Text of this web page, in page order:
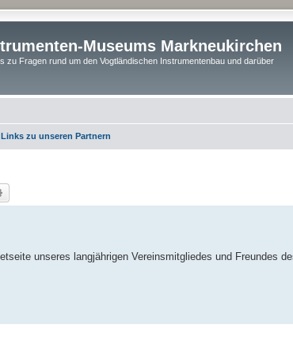
Museums Markneukirchen
zu Fragen rund um den Vogtländischen Instrumentenbau und darüber
Links zu unseren Partnern
unseres langjährigen Vereinsmitgliedes und Freundes